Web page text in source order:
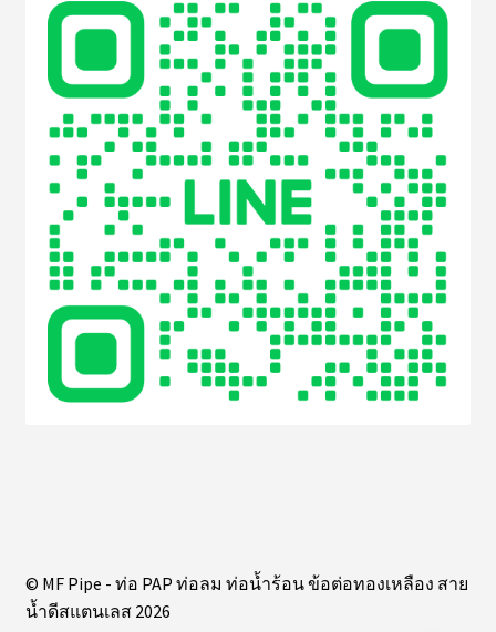
© MF Pipe - ท่อ PAP ท่อลม ท่อน้ำร้อน ข้อต่อทองเหลือง สาย
น้ำดีสแตนเลส 2026